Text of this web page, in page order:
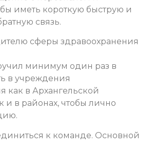
иметь короткую быструю и
связь.
сферы здравоохранения
минимум один раз в
в учреждения
как в Архангельской
и в районах, чтобы лично
к команде. Основной